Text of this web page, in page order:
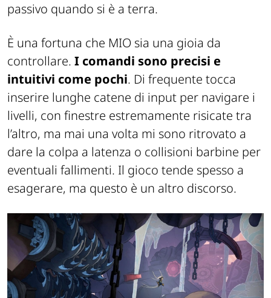
passivo quando si è a terra.
È una fortuna che MIO sia una gioia da
controllare. I comandi sono precisi e
intuitivi come pochi. Di frequente tocca
inserire lunghe catene di input per navigare i
livelli, con finestre estremamente risicate tra
l’altro, ma mai una volta mi sono ritrovato a
dare la colpa a latenza o collisioni barbine per
eventuali fallimenti. Il gioco tende spesso a
esagerare, ma questo è un altro discorso.